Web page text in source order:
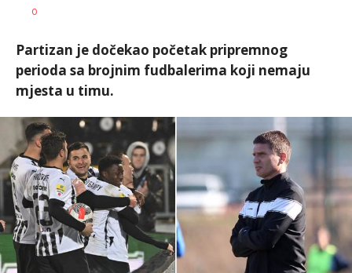
0
Partizan je dočekao početak pripremnog
perioda sa brojnim fudbalerima koji nemaju
mjesta u timu.